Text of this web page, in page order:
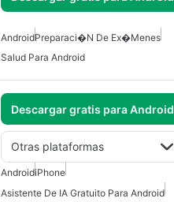
AndroidPreparaci�n De Ex�menes
Salud Para Android
Descargar gratis para Android
Otras plataformas
AndroidiPhone
Asistente De IA Gratuito Para Android